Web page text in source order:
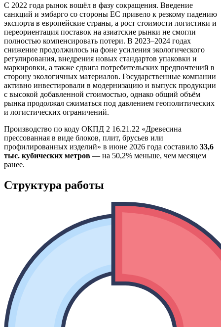
С 2022 года рынок вошёл в фазу сокращения. Введение
санкций и эмбарго со стороны ЕС привело к резкому падению
экспорта в европейские страны, а рост стоимости логистики и
переориентация поставок на азиатские рынки не смогли
полностью компенсировать потери. В 2023–2024 годах
снижение продолжилось на фоне усиления экологического
регулирования, внедрения новых стандартов упаковки и
маркировки, а также сдвига потребительских предпочтений в
сторону экологичных материалов. Государственные компании
активно инвестировали в модернизацию и выпуск продукции
с высокой добавленной стоимостью, однако общий объём
рынка продолжал сжиматься под давлением геополитических
и логистических ограничений.
Производство по коду ОКПД 2 16.21.22 «Древесина
прессованная в виде блоков, плит, брусьев или
профилированных изделий» в июне 2026 года составило 33,6
тыс. кубических метров — на 50,2% меньше, чем месяцем
ранее.
Структура работы